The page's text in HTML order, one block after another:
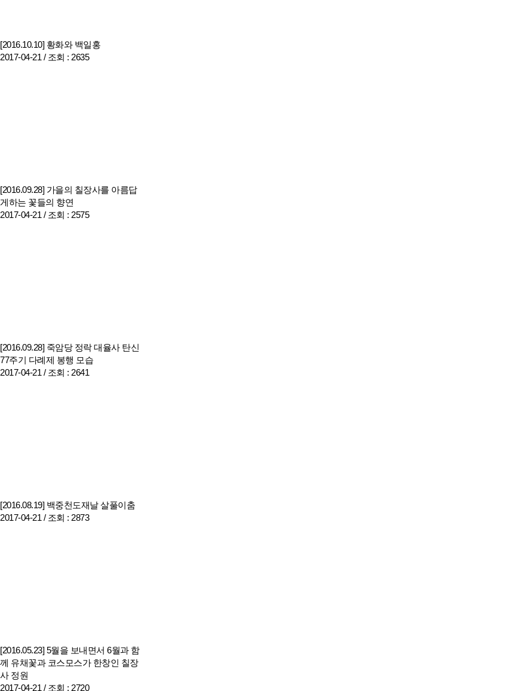
[2016.10.10] 황화와 백일홍
2017-04-21 / 조회 : 2635
[2016.09.28] 가을의 칠장사를 아름답
게하는 꽃들의 향연
2017-04-21 / 조회 : 2575
[2016.09.28] 죽암당 정락 대율사 탄신
77주기 다례제 봉행 모습
2017-04-21 / 조회 : 2641
[2016.08.19] 백중천도재날 살풀이춤
2017-04-21 / 조회 : 2873
[2016.05.23] 5월을 보내면서 6월과 함
께 유채꽃과 코스모스가 한창인 칠장
사 정원
2017-04-21 / 조회 : 2720